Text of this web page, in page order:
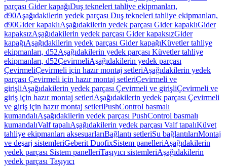
parçası Gider kapağıDuş tekneleri tahliye ekipmanları,
d90Aşağıdakilerin yedek parçası Duş tekneleri tahliye ekipmanları,
d90Gider kapaklıAşağıdakilerin yedek parçası Gider kapaklıGider
kapaksızAşağıdakilerin yedek parçası Gider kapaksızGider
kapağıAşağıdakilerin yedek parçası Gider kapağıKüvetler tahliye
ekipmanları, d52Aşağıdakilerin yedek parçası Küvetler tahliye
ekipmanları, d52ÇevirmeliAşağıdakilerin yedek parçası
ÇevirmeliÇevirmeli için hazır montaj setleriAşağıdakilerin yedek
parçası Çevirmeli için hazır montaj setleriÇevirmeli ve
girişliAşağıdakilerin yedek parçası Çevirmeli ve girişliÇevirmeli ve
giriş için hazır montaj setleriAşağıdakilerin yedek parçası Çevirmeli
ve giriş için hazır montaj setleriPushControl basmalı
kumandalıAşağıdakilerin yedek parçası PushControl basmalı
kumandalıValf tapalıAşağıdakilerin yedek parçası Valf tapalıKüvet
tahliye ekipmanları aksesuarlarıBağlantı setleriSu bağlantılarıMontaj
ve deşarj sistemleriGeberit DuofixSistem panelleriAşağıdakilerin
yedek parçası Sistem panelleriTaşıyıcı sistemleriAşağıdakilerin
yedek parçası Taşıyıcı